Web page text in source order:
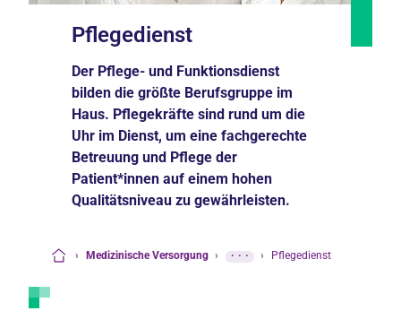
Pflegedienst
Der Pflege- und Funktionsdienst
bilden die größte Berufsgruppe im
Haus. Pflegekräfte sind rund um die
Uhr im Dienst, um eine fachgerechte
Betreuung und Pflege der
Patient*innen auf einem hohen
Qualitätsniveau zu gewährleisten.
› Medizinische Versorgung › ··· › Pflegedienst